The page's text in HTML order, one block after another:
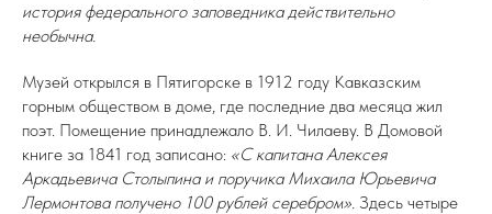
история федерального заповедника действительно
необычна.
Музей открылся в Пятигорске в 1912 году Кавказским
горным обществом в доме, где последние два месяца жил
поэт. Помещение принадлежало В. И. Чилаеву. В Домовой
книге за 1841 год записано: «С капитана Алексея
Аркадьевича Столыпина и поручика Михаила Юрьевича
Лермонтова получено 100 рублей серебром». Здесь четыре